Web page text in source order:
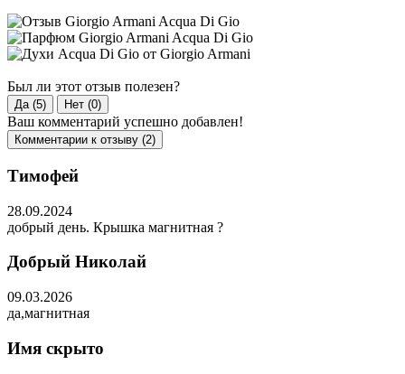
Был ли этот отзыв полезен?
Да (5) Нет (0)
Ваш комментарий успешно добавлен!
Комментарии к отзыву (2)
Тимофей
28.09.2024
добрый день. Крышка магнитная ?
Добрый Николай
09.03.2026
да,магнитная
Имя скрыто